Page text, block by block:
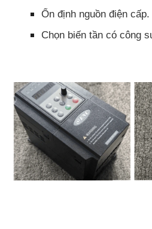
Ổn định nguồn điện cấp.​
Chọn biến tần có công